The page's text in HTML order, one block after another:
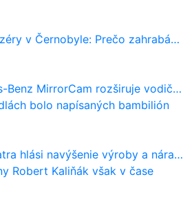
v Černobyle: Prečo zahrabávali Červený les pod zem?
rozširuje vodičovi výhľad a uberá autobusom odpor vzduchu
bolo napísaných bambilión
hlási navýšenie výroby a nárast tržieb. Ktorí odberatelia sú kľúčoví?
Robert Kaliňák však v čase